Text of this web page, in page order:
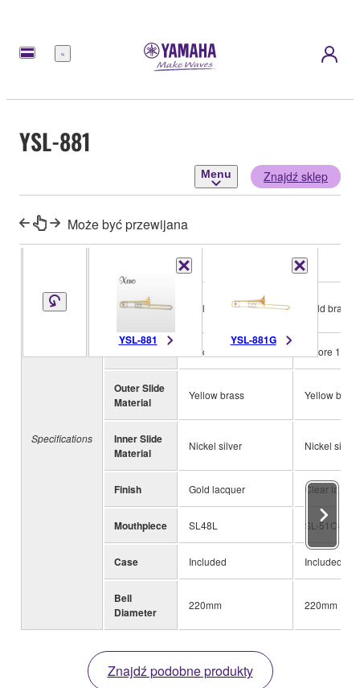
Menu
YSL-881
Menu Znajdź sklep
Może być przewijana
YSL-881 YSL-881G
Specifications
Bb Bb
Bell
Yellow brass Gold brass
L-bore 13.89mm L-bore
Outer Slide
Material
Yellow brass Yellow brass
Inner Slide
Material
Nickel silver Nickel silver
Finish Gold lacquer Clear
Mouthpiece SL48L SL-51C4L
Case Included Included
Bell
Diameter
220mm 220mm
Znajdź podobne produkty